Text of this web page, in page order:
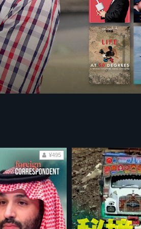
¥495